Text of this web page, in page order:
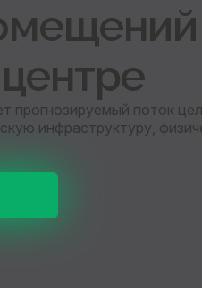
прогнозируемый поток
инфраструктуру,